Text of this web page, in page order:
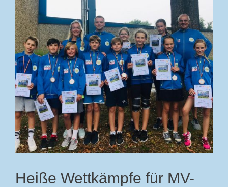
Heiße Wettkämpfe für MV-